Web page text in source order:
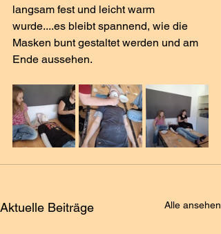
langsam fest und leicht warm
wurde....es bleibt spannend, wie die
Masken bunt gestaltet werden und am
Ende aussehen.
Aktuelle Beiträge Alle ansehen